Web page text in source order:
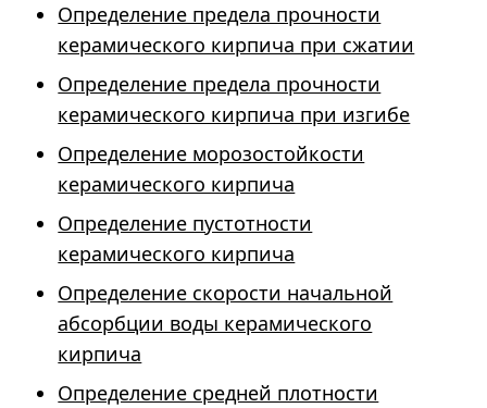
Определение предела прочности
керамического кирпича при сжатии
Определение предела прочности
керамического кирпича при изгибе
Определение морозостойкости
керамического кирпича
Определение пустотности
керамического кирпича
Определение скорости начальной
абсорбции воды керамического
кирпича
Определение средней плотности